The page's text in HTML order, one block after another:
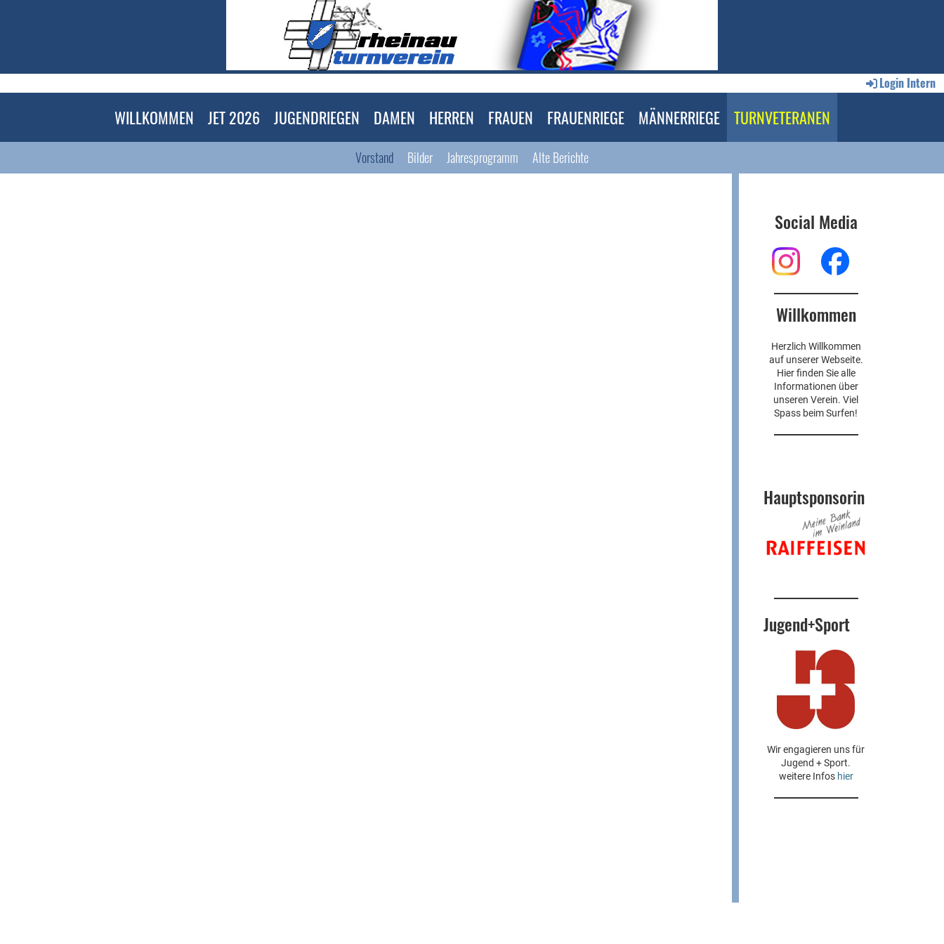
Login Intern
WILLKOMMEN JET 2026 JUGENDRIEGEN DAMEN HERREN FRAUEN FRAUENRIEGE MÄNNERRIEGE TURNVETERANEN
Vorstand Bilder Jahresprogramm Alte Berichte
Social Media
Willkommen
Herzlich Willkommen
auf unserer Webseite.
Hier finden Sie alle
Informationen über
unseren Verein. Viel
Spass beim Surfen!
Hauptsponsorin
Jugend+Sport
Wir engagieren uns für
Jugend + Sport.
weitere Infos hier